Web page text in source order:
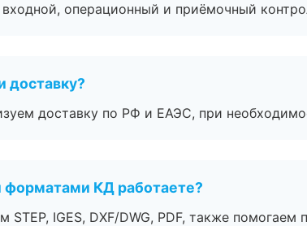
операционный и приёмочный
доставку?
доставку по РФ и ЕАЭС, при
форматами КД работаете?
STEP, IGES, DXF/DWG, PDF, также помогаем